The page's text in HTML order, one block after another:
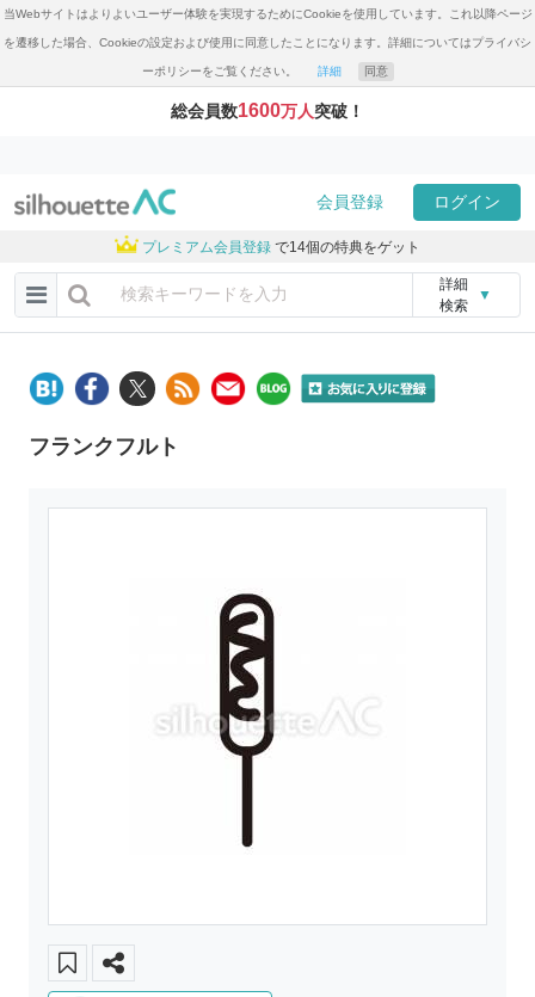
当Webサイトはよりよいユーザー体験を実現するためにCookieを使用しています。これ以降ページ
を遷移した場合、Cookieの設定および使用に同意したことになります。詳細についてはプライバシ
ーポリシーをご覧ください。 詳細 同意
総会員数1600万人突破！
会員登録 ログイン
プレミアム会員登録 で14個の特典をゲット
詳細
検索
▼
フランクフルト